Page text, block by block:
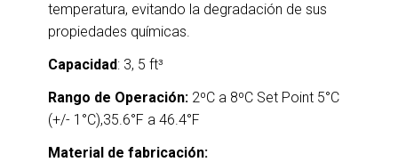
temperatura, evitando la degradación de sus
propiedades químicas.
Capacidad: 3, 5 ft³
Rango de Operación:2ºC a 8ºC Set Point 5°C
(+/- 1°C),35.6°F a 46.4°F
Material de fabricación: